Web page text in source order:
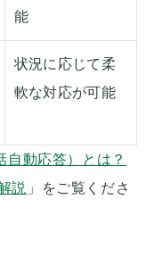
能
状況に応じて柔
軟な対応が可能
自動応答）とは？
説 」をご覧くださ